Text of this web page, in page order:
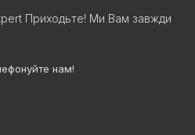
Приходьте! Ми Вам завжди
нам!